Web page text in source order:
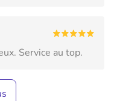
Service au top.